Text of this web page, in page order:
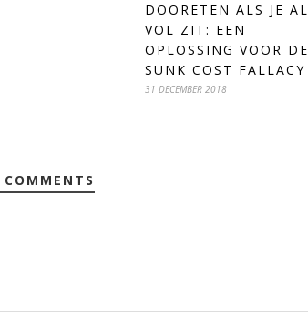
DOORETEN ALS JE AL
VOL ZIT: EEN
OPLOSSING VOOR DE
SUNK COST FALLACY
31 DECEMBER 2018
COMMENTS